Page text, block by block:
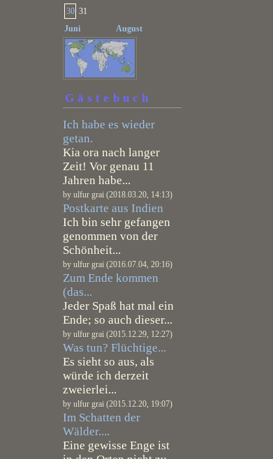
30 31
Juni
August
Gästebuch
Ich habe es wieder
getan.
Kia ora nach langer
Zeit! Vor genau 11
Jahren habe...
by ulfur grai (2018.03.20, 14:13)
Postkarte aus Indien
Ich bin sehr gefangen
genommen von der
Schönheit...
by ulfur grai (2016.07.04, 20:16)
Zum Ende kommen
(das...
Jeder Spaß hat mal ein
Ende; so auch dieser...
by ulfur grai (2015.12.29, 12:27)
Was tun? Flüchtige...
Es sieht so aus, als
würde ich derzeit
zweierlei...
by ulfur grai (2015.12.20, 19:07)
Im Schatten der
Wälder....
Eine gewisse Enge ist